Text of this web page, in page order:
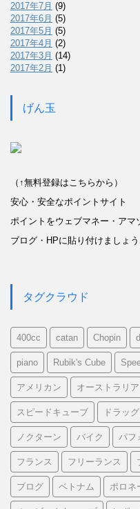
2017年7月 (9)
2017年6月 (5)
2017年5月 (5)
2017年4月 (2)
2017年3月 (14)
2017年2月 (1)
げん玉
（↑無料登録はこちらから）
安心・安全なポイントサイト
ポイントをウェブマネー・アマ
ブログ・HPに貼り付けましょ
タグクラウド
400cc catan Chopin
piano Rubik's Cube
アメリカン オーストラリア
スピードキューブ ドラッ
ノクターン バイク パフ
フランス フリーランス
ブログ ベトナム ポロネ